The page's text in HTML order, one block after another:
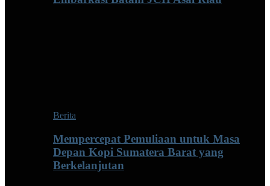
Berita
Mempercepat Pemuliaan untuk Masa
Depan Kopi Sumatera Barat yang
Berkelanjutan